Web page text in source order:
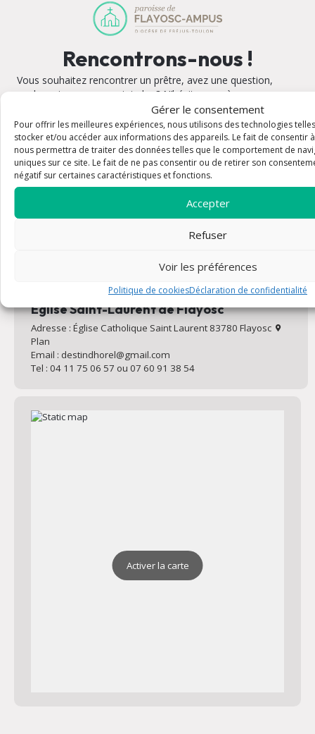
Gérer le consentement
Pour offrir les meilleures expériences, nous utilisons des technologies
stocker et/ou accéder aux informations des appareils. Le fait de consentir
nous permettra de traiter des données telles que le comportement de
uniques sur ce site. Le fait de ne pas consentir ou de retirer son
négatif sur certaines caractéristiques et fonctions.
Accepter
Refuser
Voir les préférences
Politique de cookiesDéclaration de confidentialité
Rencontrons-nous !
Vous souhaitez rencontrer un prêtre, avez une question,
voulez prier ou nous rejoindre ? N’hésitez pas à nous
contacter. La paroisse de Flayosc et d'Ampus vous
accueillera avec joie
L'église Saint-Michel d'Ampus
Adresse : Montée de l'Église 83111 Ampus Plan
Église Saint-Laurent de Flayosc
Adresse : Église Catholique Saint Laurent 83780 Flayosc
Plan
Email : destindhorel@gmail.com
Tel : 04 11 75 06 57 ou 07 60 91 38 54
Activer la carte